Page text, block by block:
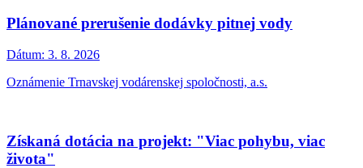
Plánované prerušenie dodávky pitnej vody
Dátum: 3. 8. 2026
Oznámenie Trnavskej vodárenskej spoločnosti, a.s.
Získaná dotácia na projekt: "Viac pohybu, viac
života"